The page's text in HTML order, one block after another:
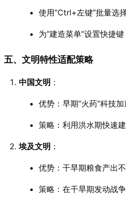
使用“Ctrl+左键”批量选
为“建造菜单”设置快捷
五、文明特性适配策略
中国文明 ：
优势：早期“火药”科技加
策略：利用洪水期快速
埃及文明 ：
优势：干旱期粮食产出不
策略：在干旱期发动战